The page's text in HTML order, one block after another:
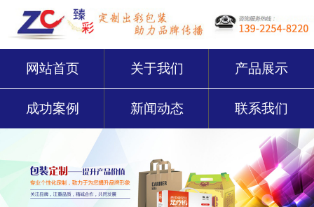
网站首页 关于我们 产品展示
成功案例 新闻动态 联系我们